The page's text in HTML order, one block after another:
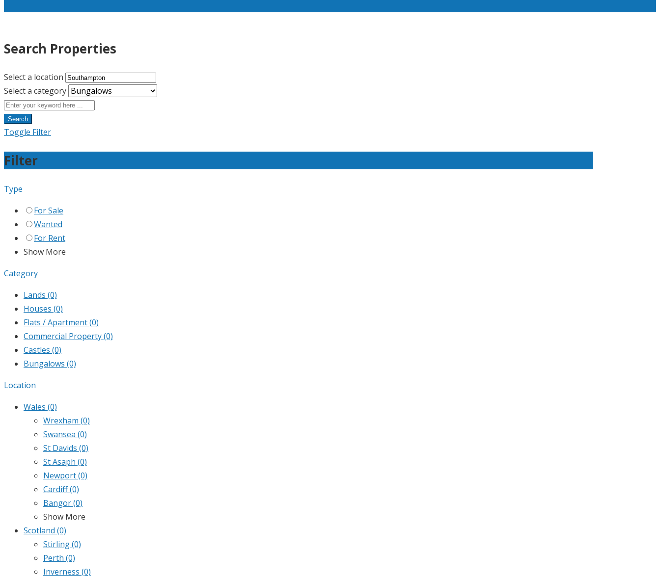
Search Properties
Select a location
Select a category
Search
Toggle Filter
Filter
Type
For Sale
Wanted
For Rent
Show More
Category
Lands (0)
Houses (0)
Flats / Apartment(0)
Commercial Property(0)
Castles (0)
Bungalows (0)
Location
Wales (0)
Wrexham (0)
Swansea (0)
St Davids (0)
St Asaph (0)
Newport(0)
Cardiff(0)
Bangor(0)
Show More
Scotland (0)
Stirling(0)
Perth (0)
Inverness (0)